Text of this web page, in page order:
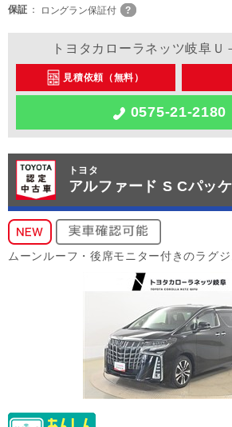
保証
ロングラン保証付
トヨタカローラネッツ岐阜Ｕ
見積依頼（無料）
0575-21-2180
トヨタ
アルファード S Cパッ
ムーンルーフ・後席モニター付きのラグ